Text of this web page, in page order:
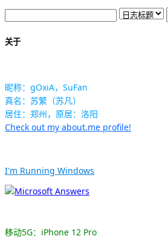
关于
昵称：gOxiA，SuFan
真名：苏繁（苏凡）
居住：郑州，原居：洛阳
Check out my about.me profile!
I'm Running Windows
移动5G：iPhone 12 Pro